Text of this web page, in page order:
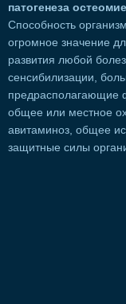
патогенеза
Способность
огромное значение
развития любой
сенсибилизации,
предрасполагающие
общее или местное
авитаминоз, общее
защитные силы